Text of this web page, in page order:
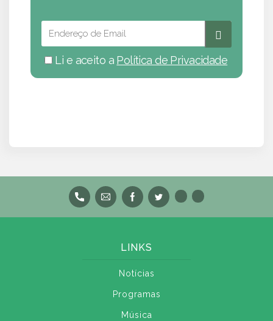
Li e aceito a Política de Privacidade
LINKS
Notícias
Programas
Música